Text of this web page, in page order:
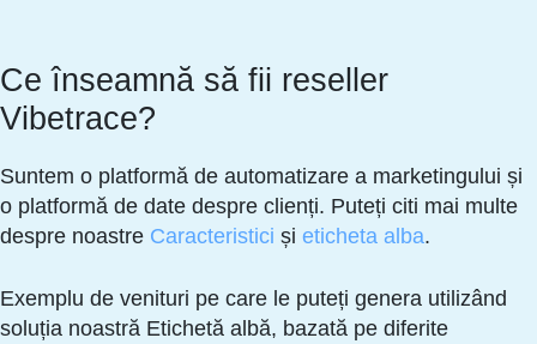
Ce înseamnă să fii reseller
Vibetrace?
Suntem o platformă de automatizare a marketingului și
o platformă de date despre clienți. Puteți citi mai multe
despre noastre Caracteristici și eticheta alba.
Exemplu de venituri pe care le puteți genera utilizând
soluția noastră Etichetă albă, bazată pe diferite